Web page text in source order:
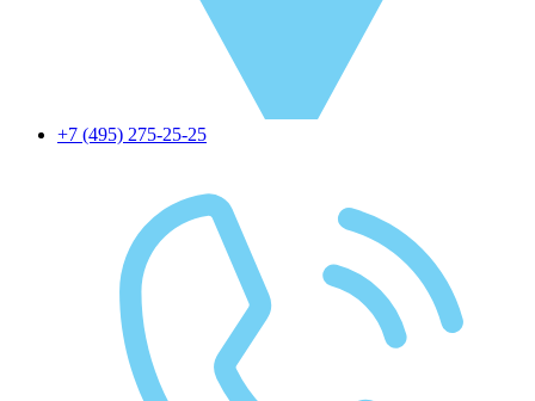
+7 (495) 275-25-25